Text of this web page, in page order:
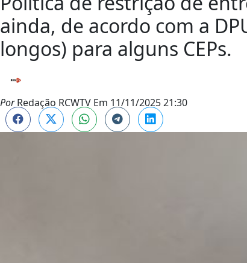
ainda, de acordo com a
longos) para alguns CEPs.
PorRedação RCWTV Em 11/11/2025 21:30